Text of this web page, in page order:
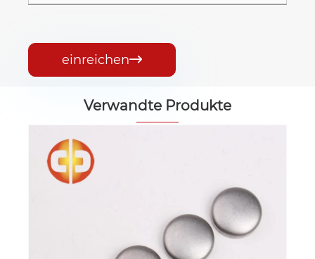
einreichen
Verwandte Produkte
Etui für Stempelpinsel